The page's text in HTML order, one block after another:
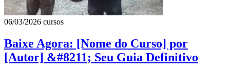
06/03/2026 cursos
Baixe Agora: [Nome do Curso] por
[Autor] &#8211; Seu Guia Definitivo